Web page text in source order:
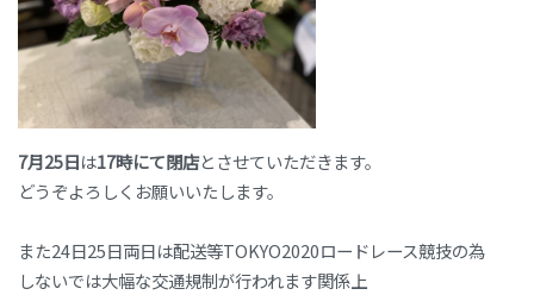
7月25日は17時にて閉店とさせていただきます。
どうぞよろしくお願いいたします。
また24日25日両日は配送等TOKYO2020ロードレース競技の為
しないでは大幅な交通規制が行われます関係上